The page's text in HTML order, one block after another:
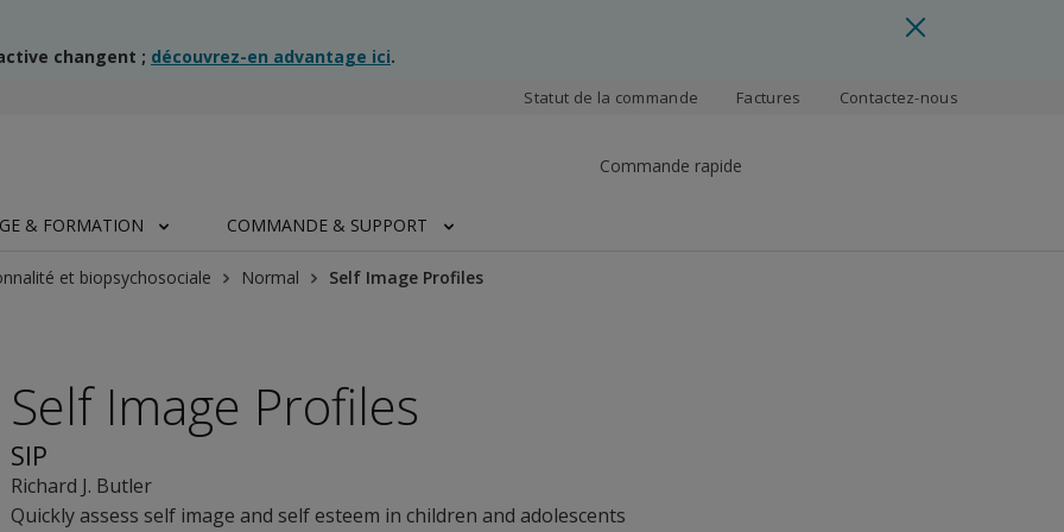
changent ; découvrez-en advantage ici.
Statut de la commande Factures Contactez-nous
Commande rapide
& FORMATION COMMANDE & SUPPORT
et biopsychosociale Normal Self Image Profiles
Self Image Profiles
SIP
Richard J. Butler
Quickly assess self image and self esteem in children and adolescents